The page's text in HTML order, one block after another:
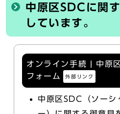
中原区SDCに関
しています。
オンライン手続 | 中原
フォーム
外部リンク
中原区SDC（ソーシ